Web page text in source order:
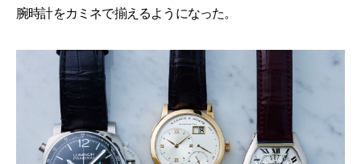
腕時計をカミネで揃えるようになった。